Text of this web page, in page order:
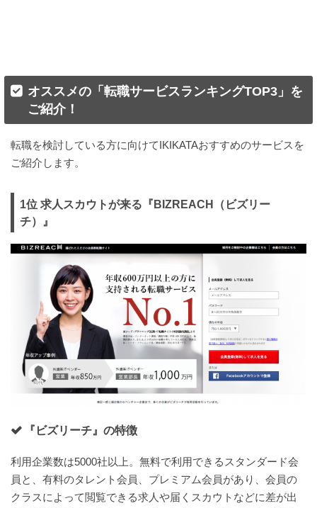
オススメの「転職サービスランキングTOP3」を
ご紹介！
転職を検討している方に向けてIKIKATAおすすめのサービスを
ご紹介します。
1位 求人スカウトが来る『BIZREACH（ビズリー
チ）』
『ビズリーチ』の特徴
利用企業数は5000社以上。無料で利用できるスタンダード会
員と、有料のタレント会員、プレミアム会員があり、会員の
クラスによって閲覧できる求人や届くスカウトなどに差が出